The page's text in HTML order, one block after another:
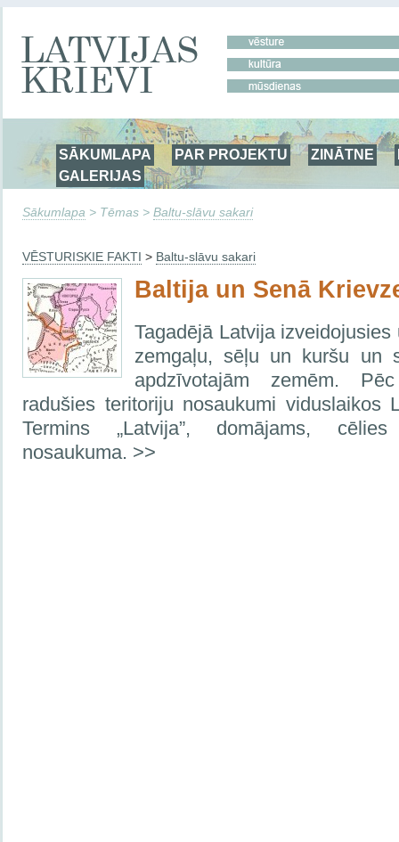
SĀKUMLAPA PAR PROJEKTU ZINĀTNE
GALERIJAS
Sākumlapa > Tēmas > Baltu-slāvu sakari
VĒSTURISKIE FAKTI > Baltu-slāvu sakari
Baltija un Senā
Tagadējā Latvija
zemgaļu, sēļu un kuršu un
apdzīvotajām zemēm.
radušies teritoriju nosaukumi viduslaikos
Termins „Latvija”, domājams,
nosaukuma. >>